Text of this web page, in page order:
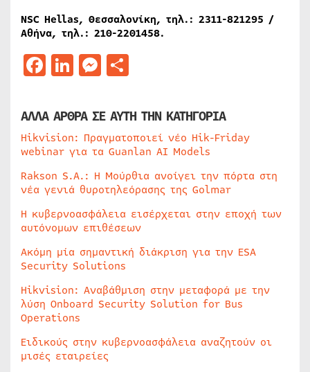
NSC Hellas, Θεσσαλονίκη, τηλ.: 2311-821295 /
Αθήνα, τηλ.: 210-2201458.
Facebook
LinkedIn
Messenger
ΑΛΛΑ ΑΡΘΡΑ ΣΕ ΑΥΤΗ ΤΗΝ ΚΑΤΗΓΟΡΙΑ
Hikvision: Πραγματοποιεί νέο Hik-Friday
webinar για τα Guanlan AI Models
Rakson S.A.: Η Μούρθια ανοίγει την πόρτα στη
νέα γενιά θυροτηλεόρασης της Golmar
Η κυβερνοασφάλεια εισέρχεται στην εποχή των
αυτόνομων επιθέσεων
Ακόμη μία σημαντική διάκριση για την ESA
Security Solutions
Hikvision: Αναβάθμιση στην μεταφορά με την
λύση Onboard Security Solution for Bus
Operations
Ειδικούς στην κυβερνοασφάλεια αναζητούν οι
μισές εταιρείες